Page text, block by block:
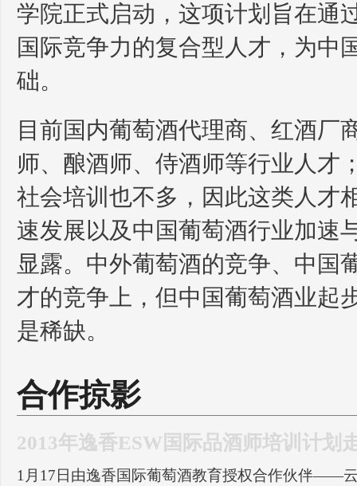
学院正式启动，这项计划旨在通
国际竞争力的复合型人才，为中
础。
目前国内葡萄酒代理商、红酒厂
师、酿酒师、侍酒师等行业人才
社会培训也不多，因此这类人才
速发展以及中国葡萄酒行业加速
显露。中外葡萄酒的竞争、中国
才的竞争上，但中国葡萄酒业起
是稀缺。
合作掠影
2013年逸香ESW国际品酒师培训计划
1月17日由逸香国际葡萄酒教育授权合作伙伴——